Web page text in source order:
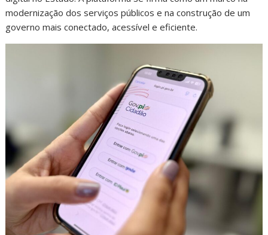
modernização dos serviços públicos e na construção de um
governo mais conectado, acessível e eficiente.